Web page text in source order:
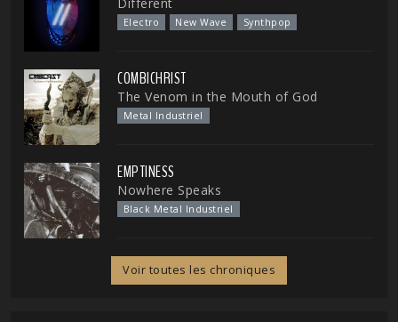
Electro New Wave Synthpop
COMBICHRIST
The Venom in the Mouth of God
Metal Industriel
EMPTINESS
Nowhere Speaks
Black Metal Industriel
Voir toutes les chroniques